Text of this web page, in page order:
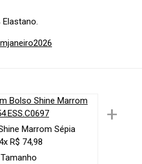
Elastano.
Marrom Sépia
R$ 74,98
+